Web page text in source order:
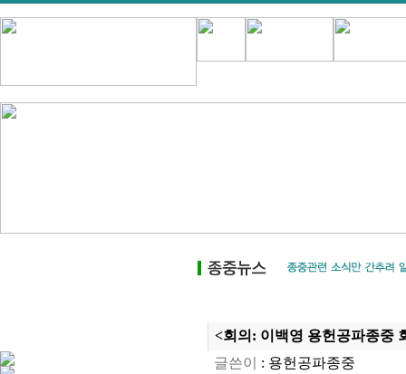
<회의: 이백영 용헌공파종중
글쓴이
: 용헌공파종중